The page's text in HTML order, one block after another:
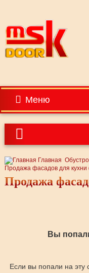
Меню
Главная
Продажа фасадов для кухни
Продажа
Вы
Если вы попали на эту